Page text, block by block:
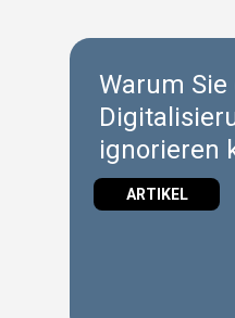
Warum Sie
ignorieren
ARTIKEL